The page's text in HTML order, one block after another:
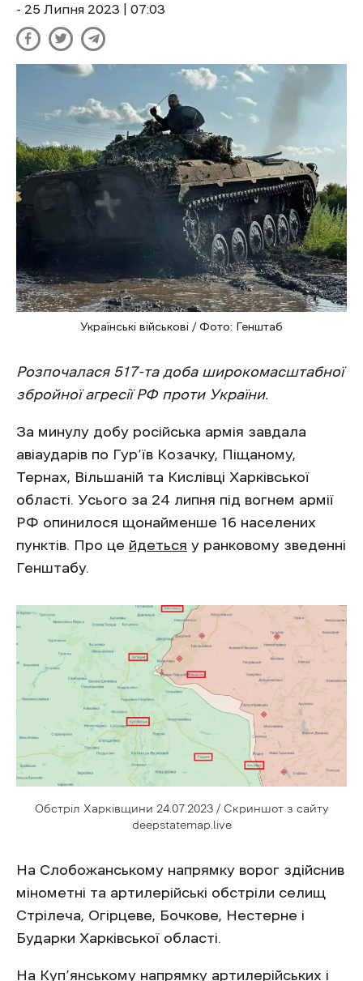
- 25 Липня 2023 | 07:03
Українські військові / Фото: Генштаб
Розпочалася 517-та доба широкомасштабної
збройної агресії РФ проти України.
За минулу добу російська армія завдала
авіаударів по Гур’їв Козачку, Піщаному,
Тернах, Вільшаній та Кислівці Харківської
області. Усього за 24 липня під вогнем армії
РФ опинилося щонайменше 16 населених
пунктів. Про це йдеться у ранковому зведенні
Генштабу.
Обстріл Харківщини 24.07.2023 / Скриншот з сайту
deepstatemap.live
На Слобожанському напрямку ворог здійснив
мінометні та артилерійські обстріли селищ
Стрілеча, Огірцеве, Бочкове, Нестерне і
Бударки Харківської області.
На Куп’янському напрямку артилерійських і